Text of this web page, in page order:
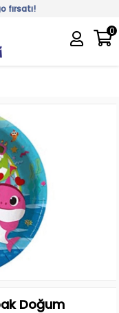
fırsatı!
0
Doğum